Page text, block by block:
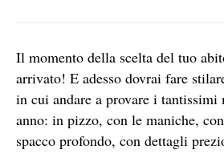
Il momento della scelta del tuo
arrivato! E adesso dovrai fare
in cui andare a provare i
anno: in pizzo, con le maniche,
spacco profondo, con dettagli